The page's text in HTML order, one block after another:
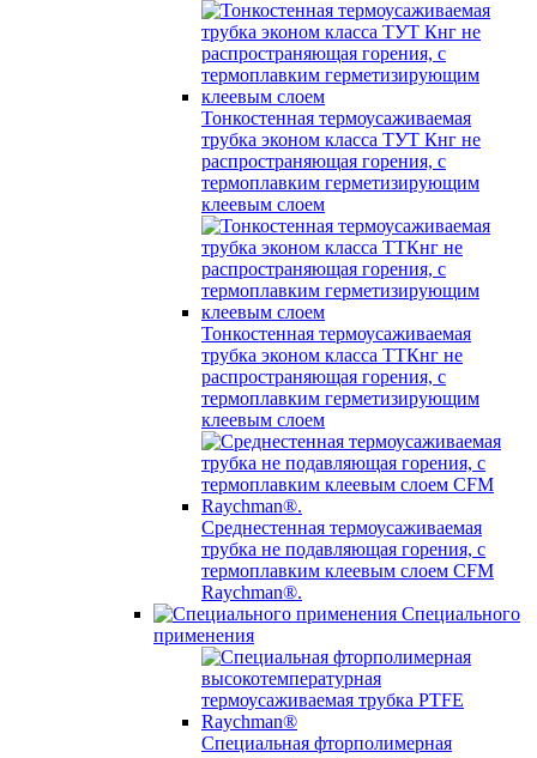
Тонкостенная термоусаживаемая
трубка эконом класса ТУТ Кнг не
распространяющая горения, с
термоплавким герметизирующим
клеевым слоем
Тонкостенная термоусаживаемая
трубка эконом класса ТТКнг не
распространяющая горения, с
термоплавким герметизирующим
клеевым слоем
Среднестенная термоусаживаемая
трубка не подавляющая горения, с
термоплавким клеевым слоем CFM
Raychman®.
Специального
применения
Специальная фторполимерная